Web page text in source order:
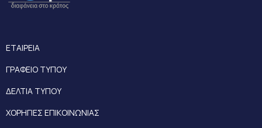
ΕΤΑΙΡΕΙΑ
ΓΡΑΦΕΙΟ ΤΥΠΟΥ
ΔΕΛΤΙΑ ΤΥΠΟΥ
ΧΟΡΗΓΙΕΣ ΕΠΙΚΟΙΝΩΝΙΑΣ